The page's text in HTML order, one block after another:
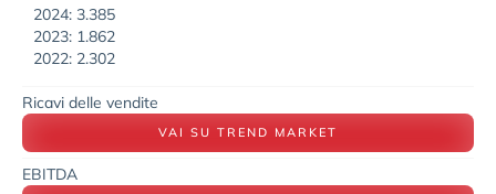
2024: 3.385
2023: 1.862
2022: 2.302
Ricavi delle vendite
VAI SU TREND MARKET
EBITDA